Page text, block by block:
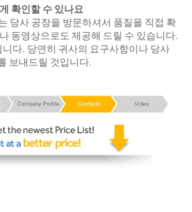
확인할 수 있나요
당사 공장을 방문하셔서 품질을 직접 확
동영상으로도 제공해 드릴 수 있습니다.
다. 당연히 귀사의 요구사항이나 당사
보내드릴 것입니다.